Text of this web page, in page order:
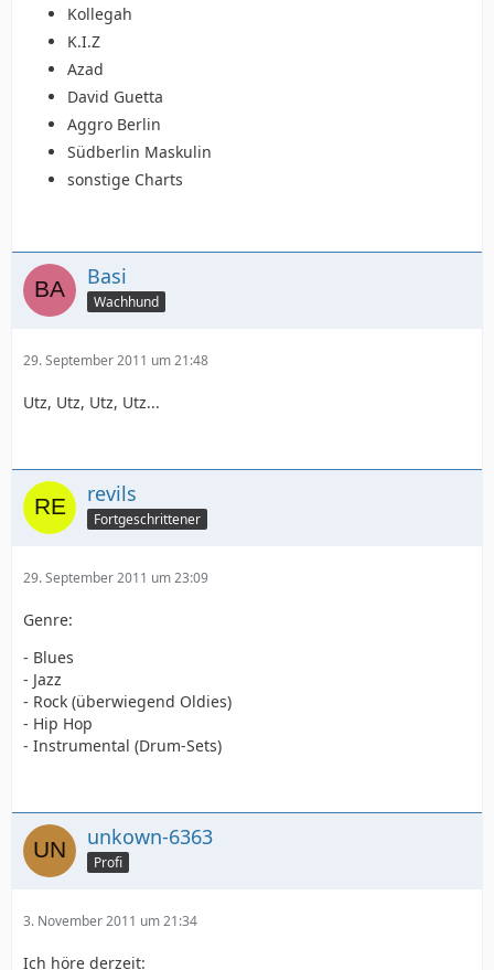
Kollegah
K.I.Z
Azad
David Guetta
Aggro Berlin
Südberlin Maskulin
sonstige Charts
Basi
Wachhund
29. September 2011 um 21:48
Utz, Utz, Utz, Utz...
revils
Fortgeschrittener
29. September 2011 um 23:09
Genre:
- Blues
- Jazz
- Rock (überwiegend Oldies)
- Hip Hop
- Instrumental (Drum-Sets)
unkown-6363
Profi
3. November 2011 um 21:34
Ich höre derzeit: